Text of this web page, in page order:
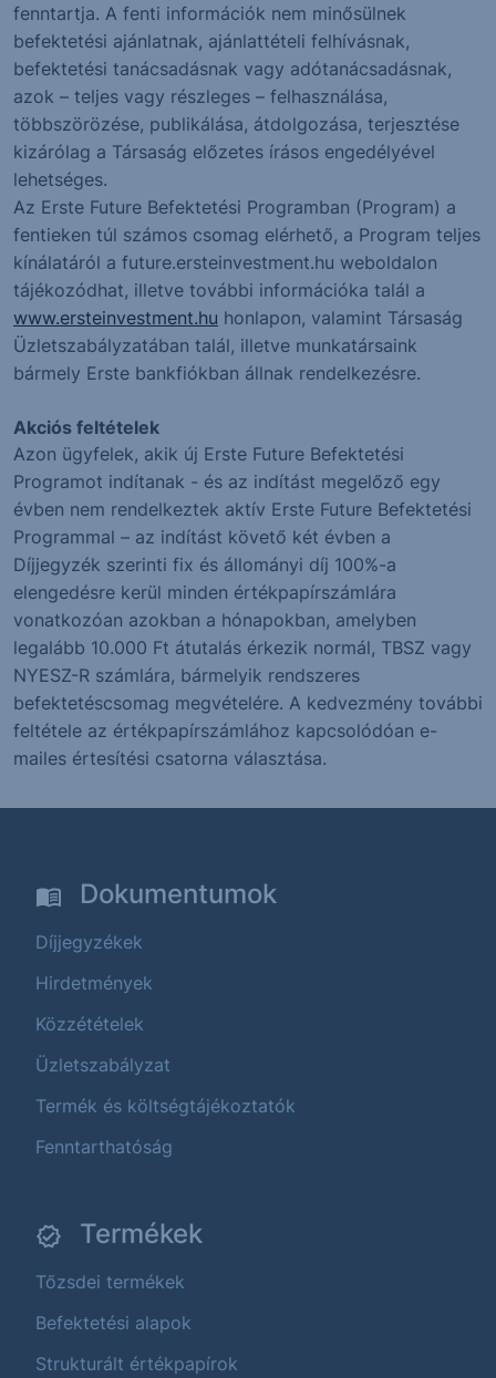
fenntartja. A fenti információk nem minősülnek
befektetési ajánlatnak, ajánlattételi felhívásnak,
befektetési tanácsadásnak vagy adótanácsadásnak,
azok – teljes vagy részleges – felhasználása,
többszörözése, publikálása, átdolgozása, terjesztése
kizárólag a Társaság előzetes írásos engedélyével
lehetséges.
Az Erste Future Befektetési Programban (Program) a
fentieken túl számos csomag elérhető, a Program teljes
kínálatáról a future.ersteinvestment.hu weboldalon
tájékozódhat, illetve további információka talál a
www.ersteinvestment.hu honlapon, valamint Társaság
Üzletszabályzatában talál, illetve munkatársaink
bármely Erste bankfiókban állnak rendelkezésre.
Akciós feltételek
Azon ügyfelek, akik új Erste Future Befektetési
Programot indítanak - és az indítást megelőző egy
évben nem rendelkeztek aktív Erste Future Befektetési
Programmal – az indítást követő két évben a
Díjjegyzék szerinti fix és állományi díj 100%-a
elengedésre kerül minden értékpapírszámlára
vonatkozóan azokban a hónapokban, amelyben
legalább 10.000 Ft átutalás érkezik normál, TBSZ vagy
NYESZ-R számlára, bármelyik rendszeres
befektetéscsomag megvételére. A kedvezmény további
feltétele az értékpapírszámlához kapcsolódóan e-
mailes értesítési csatorna választása.
Dokumentumok
Díjjegyzékek
Hirdetmények
Közzétételek
Üzletszabályzat
Termék és költségtájékoztatók
Fenntarthatóság
Termékek
Tőzsdei termékek
Befektetési alapok
Strukturált értékpapírok